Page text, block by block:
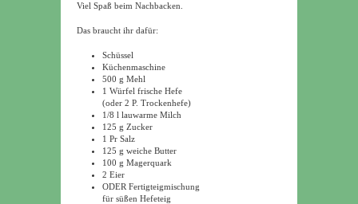
Viel Spaß beim Nachbacken.
Das braucht ihr dafür:
Schüssel
Küchenmaschine
500 g Mehl
1 Würfel frische Hefe
(oder 2 P. Trockenhefe)
1/8 l lauwarme Milch
125 g Zucker
1 Pr Salz
125 g weiche Butter
100 g Magerquark
2 Eier
ODER Fertigteigmischung
für süßen Hefeteig